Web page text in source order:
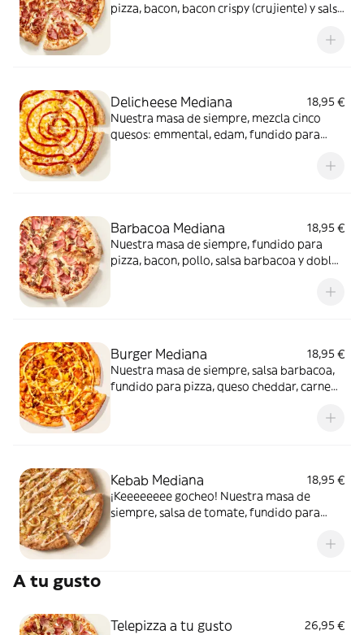
pizza, bacon, bacon crispy (crujiente) y salsa
Delicheese Mediana
18,95 €
Nuestra masa de siempre, mezcla cinco
quesos: emmental, edam, fundido para
confitado y orégano. El festival de queso
Barbacoa Mediana
18,95 €
Nuestra masa de siempre, fundido para
pizza, bacon, pollo, salsa barbacoa y doble
Burger Mediana
18,95 €
Nuestra masa de siempre, salsa barbacoa,
fundido para pizza, queso cheddar, carne
Kebab Mediana
18,95 €
¡Keeeeeeee gocheo! Nuestra masa de
siempre, salsa de tomate, fundido para
A tu gusto
Telepizza a tu gusto
26,95 €